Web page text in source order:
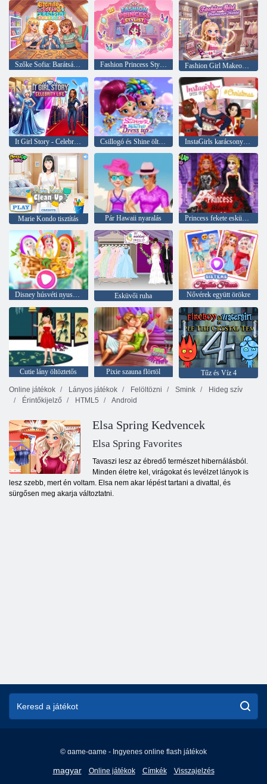
Szőke Sofia: Barátság karkötő Fashion Princess Stylist
It Girl Story - Celebrity Life Csillogó és Shine öltöztetős InstaGirls karácsonyi öltöztetős
Marie Kondo tisztítás Pár Hawaii nyaralás
Disney húsvéti nyuszi fél Esküvői ruha Nővérek együtt örökre
Cutie lány öltöztetős Pixie szauna flörtöl
Tűz és Víz 4
Online játékok
Lányos játékok Felöltözni Smink
Hideg szív
Érintőkijelző
HTML5 Android
Elsa Spring Kedvencek
Elsa Spring Favorites
Tavaszi lesz az ébredő természet hibernálásból.
Minden életre kel, virágokat és levélzet lányok is
lesz szebb, mert én voltam. Elsa nem akar lépést tartani a divattal, és
sürgősen meg akarja változtatni.
© game-game - Ingyenes online flash játékok
magyar Online játékok Címkék Visszajelzés